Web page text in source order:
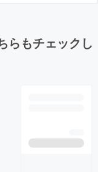
らもチェックし